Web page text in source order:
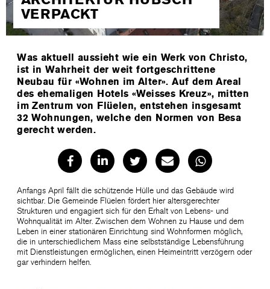
VERPACKT
Was aktuell aussieht wie ein Werk von Christo,
ist in Wahrheit der weit fortgeschrittene
Neubau für «Wohnen im Alter». Auf dem Areal
des ehemaligen Hotels «Weisses Kreuz», mitten
im Zentrum von Flüelen, entstehen insgesamt
32 Wohnungen, welche den Normen von Besa
gerecht werden.
Anfangs April fällt die schützende Hülle und das Gebäude wird
sichtbar. Die Gemeinde Flüelen fördert hier altersgerechter
Strukturen und engagiert sich für den Erhalt von Lebens- und
Wohnqualität im Alter. Zwischen dem Wohnen zu Hause und dem
Leben in einer stationären Einrichtung sind Wohnformen möglich,
die in unterschiedlichem Mass eine selbstständige Lebensführung
mit Dienstleistungen ermöglichen, einen Heimeintritt verzögern oder
gar verhindern helfen.